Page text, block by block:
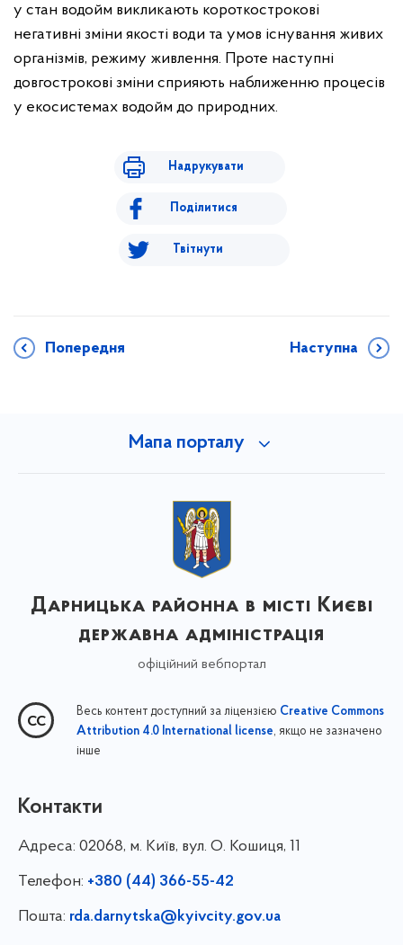
у стан водойм викликають короткострокові
негативні зміни якості води та умов існування живих
організмів, режиму живлення. Проте наступні
довгострокові зміни сприяють наближенню процесів
у екосистемах водойм до природних.
Надрукувати
Поділитися
Твітнути
Попередня Наступна
Мапа порталу
Дарницька районна в місті Києві
державна адміністрація
офіційний вебпортал
Весь контент доступний за ліцензією Creative Commons
Attribution 4.0 International license, якщо не зазначено
інше
Контакти
Адреса: 02068, м. Київ, вул. О. Кошиця, 11
Телефон: +380 (44) 366-55-42
Пошта: rda.darnytska@kyivcity.gov.ua